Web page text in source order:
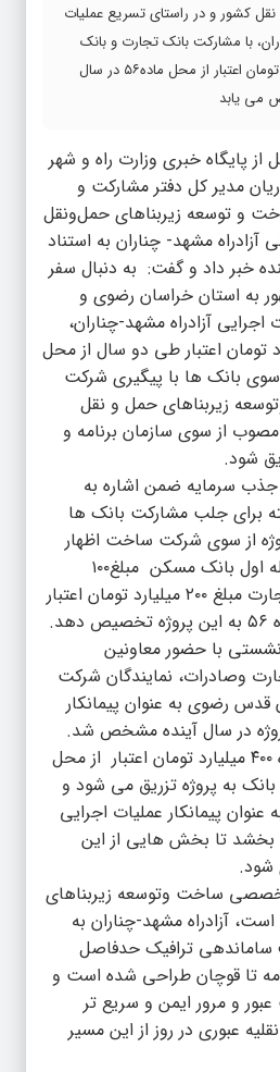
کشور و در راستای تسریع عملیات
با مشارکت بانک تجارت و بانک
صادرات مبلغ ۴۰۰ میلیارد تومان اعتبار از محل ماده۵۶ در سال
از پایگاه خبری وزارت راه و شهر
مدیر کل دفتر مشارکت و
و توسعه زیربناهای حمل‌ونقل
آزادراه مشهد- چناران به استناد
خبر داد و گفت:‌ به دنبال سفر
به استان خراسان رضوی و
آزادراه مشهد-چناران،
۷۰۰ میلیارد تومان اعتبار طی دو سال از محل
از سوی بانک ها با پیگیری شرکت
زیربناهای حمل و نقل
مصوب از سوی سازمان برنامه و
شود.
سرمایه ضمن اشاره به
برای جلب مشارکت بانک ها
از سوی شرکت ساخت اظهار
داشت:‌ مقرر شد در مرحله اول بانک مسکن مبلغ۱۰۰
میلیارد تومان و بانک تجارت مبلغ ۲۰۰ میلیارد تومان اعتبار
نشستی با حضور معاونین
وصادرات، نمایندگان شرکت
رضوی به عنوان پیمانکار
در سال آینده مشخص شد.
وی اعلام کرد: سال آینده ۴۰۰ میلیارد تومان اعتبار از محل
دو بانک به پروژه تزریق می شود و
پیمانکار عملیات اجرایی
بخشد تا بخش هایی از این
شود.
ساخت وتوسعه زیربناهای
آزادراه مشهد-چناران به
هدف ساماندهی ترافیک حدفاصل
تا قوچان طراحی شده است و
و مرور ایمن و سریع تر
وسیله نقلیه عبوری در روز از این مسیر